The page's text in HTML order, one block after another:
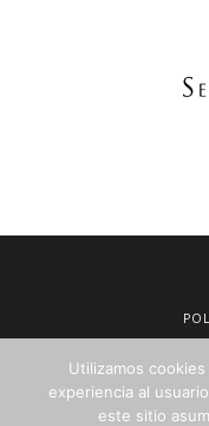
Utilizamos
experiencia al
este sitio